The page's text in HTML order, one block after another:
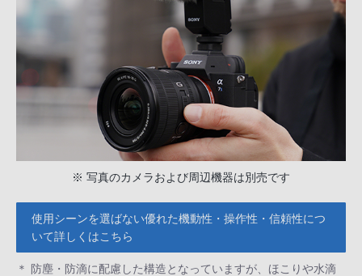
※ 写真のカメラおよび周辺機器は別売です
使用シーンを選ばない優れた機動性・操作性・信頼性につ
いて詳しくはこちら
＊ 防塵・防滴に配慮した構造となっていますが、ほこりや水滴